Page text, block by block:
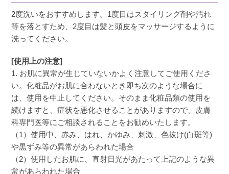
非公開
投稿日
2023/10/03
毎日アイロンで熱処理していて乾燥しごわつく
常にダメージ髪が、柔らかくなってきました。
凄く良い。
2度洗いをおすすめします。1度目はスタイリング剤や汚れ
等を落とすため、2度目は髪と頭皮をマッサージするように
洗ってください。
[使用上の注意]
1. お肌に異常が生じていないかよく注意してご使用くださ
い。化粧品がお肌に合わないとき即ち次のような場合に
は、使用を中止してください。そのまま化粧品類の使用を
続けますと、症状を悪化させることがありますので、皮膚
科専門医等にご相談されることをお勧めいたします。
（1）使用中、赤み、はれ、かゆみ、刺激、色抜け(白斑等)
や黒ずみ等の異常があらわれた場合
（2）使用したお肌に、直射日光があたって上記のような異
常があらわれた場合